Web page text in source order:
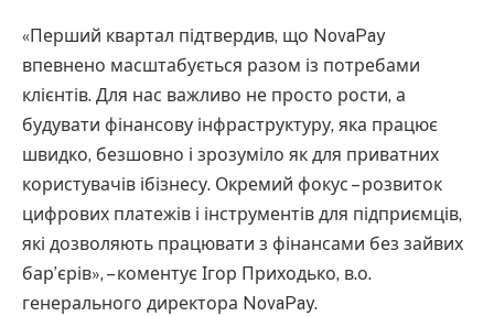
«Перший квартал підтвердив, що NovaPay
впевнено масштабується разом із потребами
клієнтів. Для нас важливо не просто рости, а
будувати фінансову інфраструктуру, яка працює
швидко, безшовно і зрозуміло як для приватних
користувачів ібізнесу. Окремий фокус – розвиток
цифрових платежів і інструментів для підприємців,
які дозволяють працювати з фінансами без зайвих
бар’єрів», – коментує Ігор Приходько, в.о.
генерального директора NovaPay.